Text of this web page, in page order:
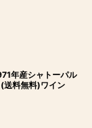
年産シャトーパル
送料無料)ワイン